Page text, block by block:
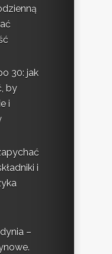
30: jak
by
i
i
–